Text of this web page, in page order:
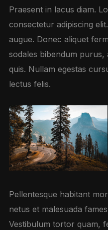
Praesent in lacus diam.
consectetur adipiscing
augue. Donec aliquet
sodales bibendum
quis. Nullam egestas
lectus felis.
Pellentesque habitant
netus et malesuada
Vestibulum tortor quam,